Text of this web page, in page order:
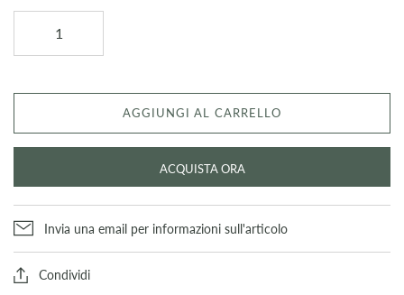
AGGIUNGI AL CARRELLO
ACQUISTA ORA
Invia una email per informazioni sull'articolo
Condividi